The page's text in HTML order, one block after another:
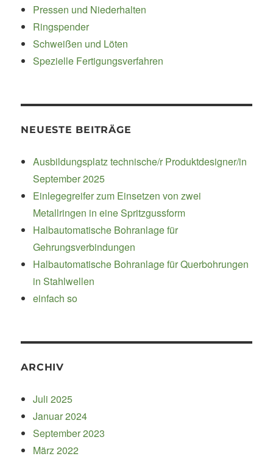
Pressen und Niederhalten
Ringspender
Schweißen und Löten
Spezielle Fertigungsverfahren
NEUESTE BEITRÄGE
Ausbildungsplatz technische/r Produktdesigner/in
September 2025
Einlegegreifer zum Einsetzen von zwei
Metallringen in eine Spritzgussform
Halbautomatische Bohranlage für
Gehrungsverbindungen
Halbautomatische Bohranlage für Querbohrungen
in Stahlwellen
einfach so
ARCHIV
Juli 2025
Januar 2024
September 2023
März 2022